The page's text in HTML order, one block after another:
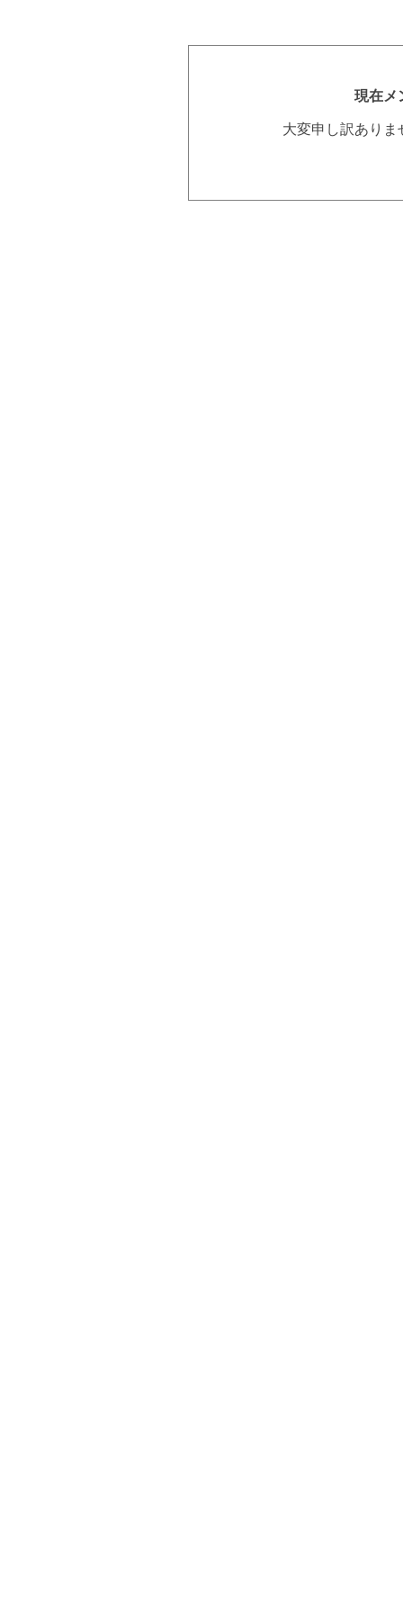
現在メ
大変申し訳あり